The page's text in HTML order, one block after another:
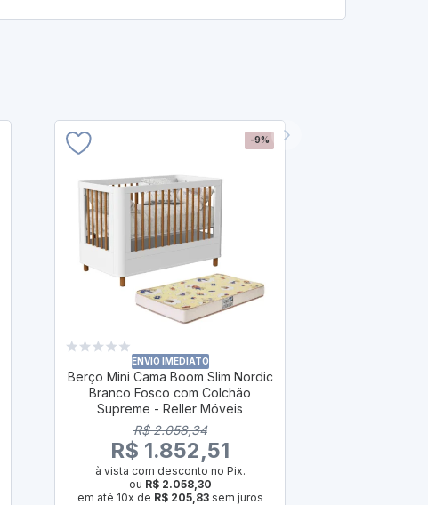
-9%
ENVIO IMEDIATO
Berço Mini Cama Boom Slim Nordic
Branco Fosco com Colchão
Supreme - Reller Móveis
R$ 2.058,34
R$ 1.852,51
à vista com desconto no Pix.
ou R$ 2.058,30
em até 10x de R$ 205,83sem juros